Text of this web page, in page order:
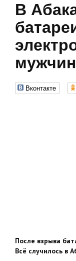
В
Вконтакте
После взрыва
Всё случилось в